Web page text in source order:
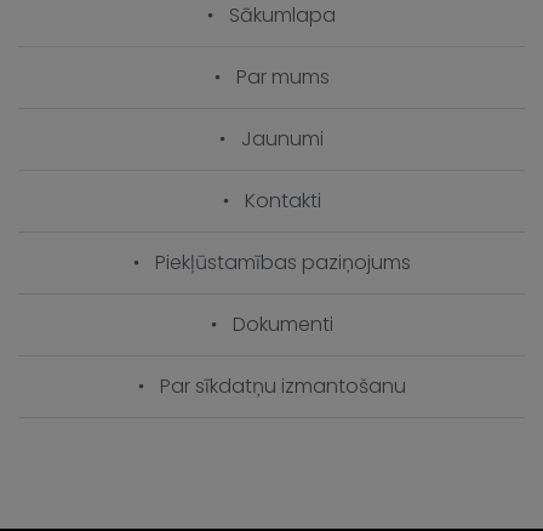
Sākumlapa
Par mums
Jaunumi
Kontakti
Piekļūstamības paziņojums
Dokumenti
Par sīkdatņu izmantošanu